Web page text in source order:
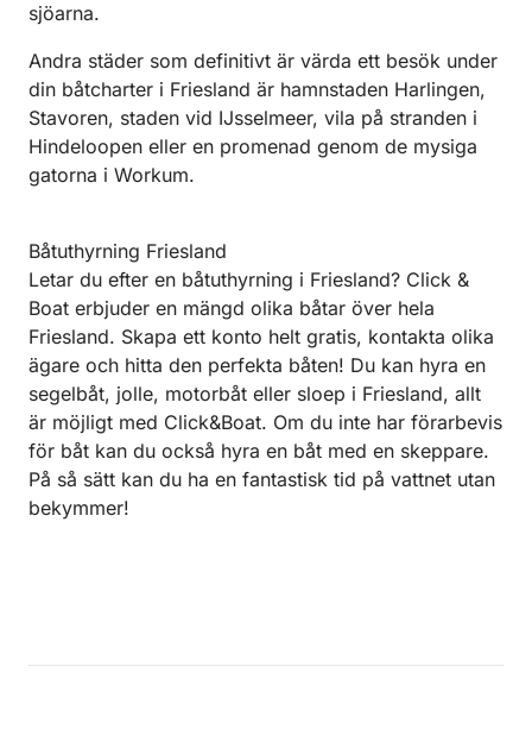
sjöarna.
Andra städer som definitivt är värda ett besök under
din båtcharter i Friesland är hamnstaden Harlingen,
Stavoren, staden vid IJsselmeer, vila på stranden i
Hindeloopen eller en promenad genom de mysiga
gatorna i Workum.
Båtuthyrning Friesland
Letar du efter en båtuthyrning i Friesland? Click &
Boat erbjuder en mängd olika båtar över hela
Friesland. Skapa ett konto helt gratis, kontakta olika
ägare och hitta den perfekta båten! Du kan hyra en
segelbåt, jolle, motorbåt eller sloep i Friesland, allt
är möjligt med Click&Boat. Om du inte har förarbevis
för båt kan du också hyra en båt med en skeppare.
På så sätt kan du ha en fantastisk tid på vattnet utan
bekymmer!